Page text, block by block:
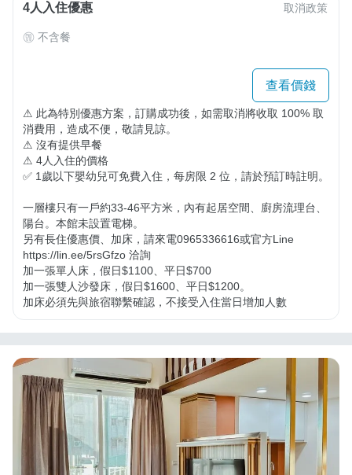
4人入住優惠 取消政策
不含餐
查看價錢
⚠ 此為特別優惠方案，訂購成功後，如需取消將收取 100% 取
消費用，造成不便，敬請見諒。
⚠ 沒有提供早餐
⚠ 4人入住的價格
✅ 1歲以下嬰幼兒可免費入住，每房限 2 位，請於預訂時註明。
一層樓只有一戶約33-46平方米，內有起居空間、廚房流理台、
陽台。本館未設置電梯。
另有長住優惠價、加床，請來電0965336616或官方Line
https://lin.ee/5rsGfzo 洽詢
加一張單人床，假日$1100、平日$700
加一張雙人沙發床，假日$1600、平日$1200。
加床必須先與旅宿聯繫確認，不接受入住當日增加人數